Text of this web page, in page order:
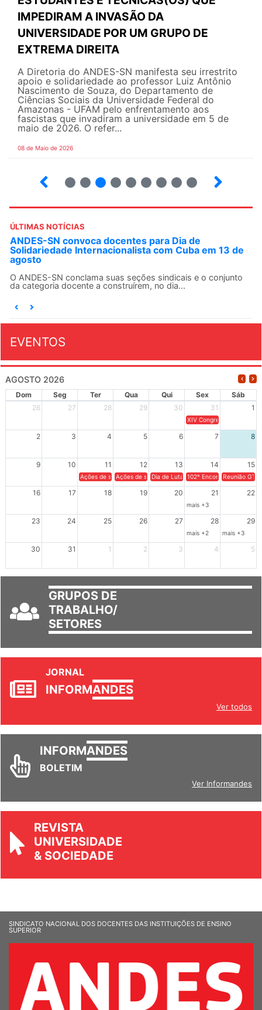
IMPEDIRAM A INVASÃO DA
UNIVERSIDADE POR UM GRUPO DE
EXTREMA DIREITA
A Diretoria do ANDES-SN manifesta seu irrestrito
apoio e solidariedade ao professor Luiz Antônio
Nascimento de Souza, do Departamento de
Ciências Sociais da Universidade Federal do
Amazonas - UFAM pelo enfrentamento aos
fascistas que invadiram a universidade em 5 de
maio de 2026. O refer...
08 de Maio de 2026
ÚLTIMAS NOTÍCIAS
ANDES-SN convoca docentes para Dia de
Solidariedade Internacionalista com Cuba em 13 de
agosto
O ANDES-SN conclama suas seções sindicais e o conjunto
da categoria docente a construírem, no dia...
EVENTOS
AGOSTO 2026
Dom Seg Ter Qua Qui Sex
Sáb
26
27 28 29 30 31 1
XIV Congresso Brasileiro
2 3 4 5 6 7 8
9 10 11 12 13 14 15
Ações de solidariedade a Cuba no Rio Grande do Sul - 100
Ações de solidariedade a Cuba no Rio Grande do
Dia de Luta em Defesa de Cuba e da
102º Encontro da
Reunião
16 17 18 19 20 21 22
mais +3
23 24 25 26 27 28 29
mais +2 mais +3
30 31 1 2 3 4 5
GRUPOS DE
TRABALHO/
SETORES
JORNAL
INFORMANDES
Ver todos
INFORMANDES
BOLETIM
Ver Informandes
REVISTA
UNIVERSIDADE
& SOCIEDADE
SINDICATO NACIONAL DOS DOCENTES DAS INSTITUIÇÕES DE ENSINO
SUPERIOR